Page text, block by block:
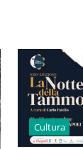
Cultura